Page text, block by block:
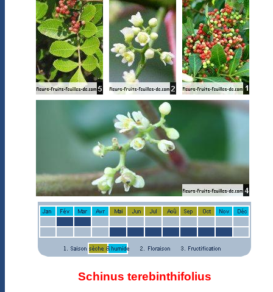
Schinus terebinthifolius